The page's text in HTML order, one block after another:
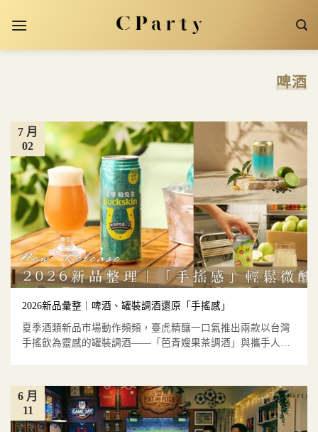
啤酒
2026新品彙整｜啤酒、罐裝調酒還原「手搖感」
夏季酒類新品市場動作頻頻，臺虎精釀一口氣推出兩款以台灣
手搖飲為靈感的罐裝調酒——「芭青嫂果茶調酒」與攜手人氣
02
7 月
11
6 月